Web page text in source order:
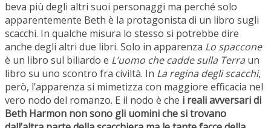
beva più degli altri suoi personaggi ma perché solo
apparentemente Beth è la protagonista di un libro sugli
scacchi. In qualche misura lo stesso si potrebbe dire
anche degli altri due libri. Solo in apparenza Lo spaccone
è un libro sul biliardo e L’uomo che cadde sulla Terra un
libro su uno scontro fra civiltà. In La regina degli scacchi,
però, l’apparenza si mimetizza con maggiore efficacia nel
vero nodo del romanzo. E il nodo è che i reali avversari di
Beth Harmon non sono gli uomini che si trovano